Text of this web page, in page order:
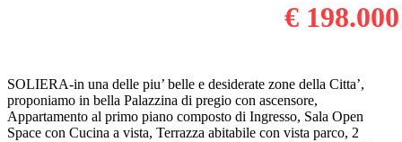
€ 198.000
SOLIERA-in una delle piu’ belle e desiderate zone della Citta’,
proponiamo in bella Palazzina di pregio con ascensore,
Appartamento al primo piano composto di Ingresso, Sala Open
Space con Cucina a vista, Terrazza abitabile con vista parco, 2